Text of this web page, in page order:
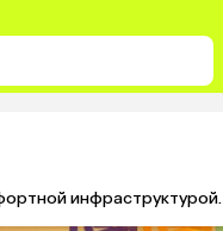
инфраструктурой.